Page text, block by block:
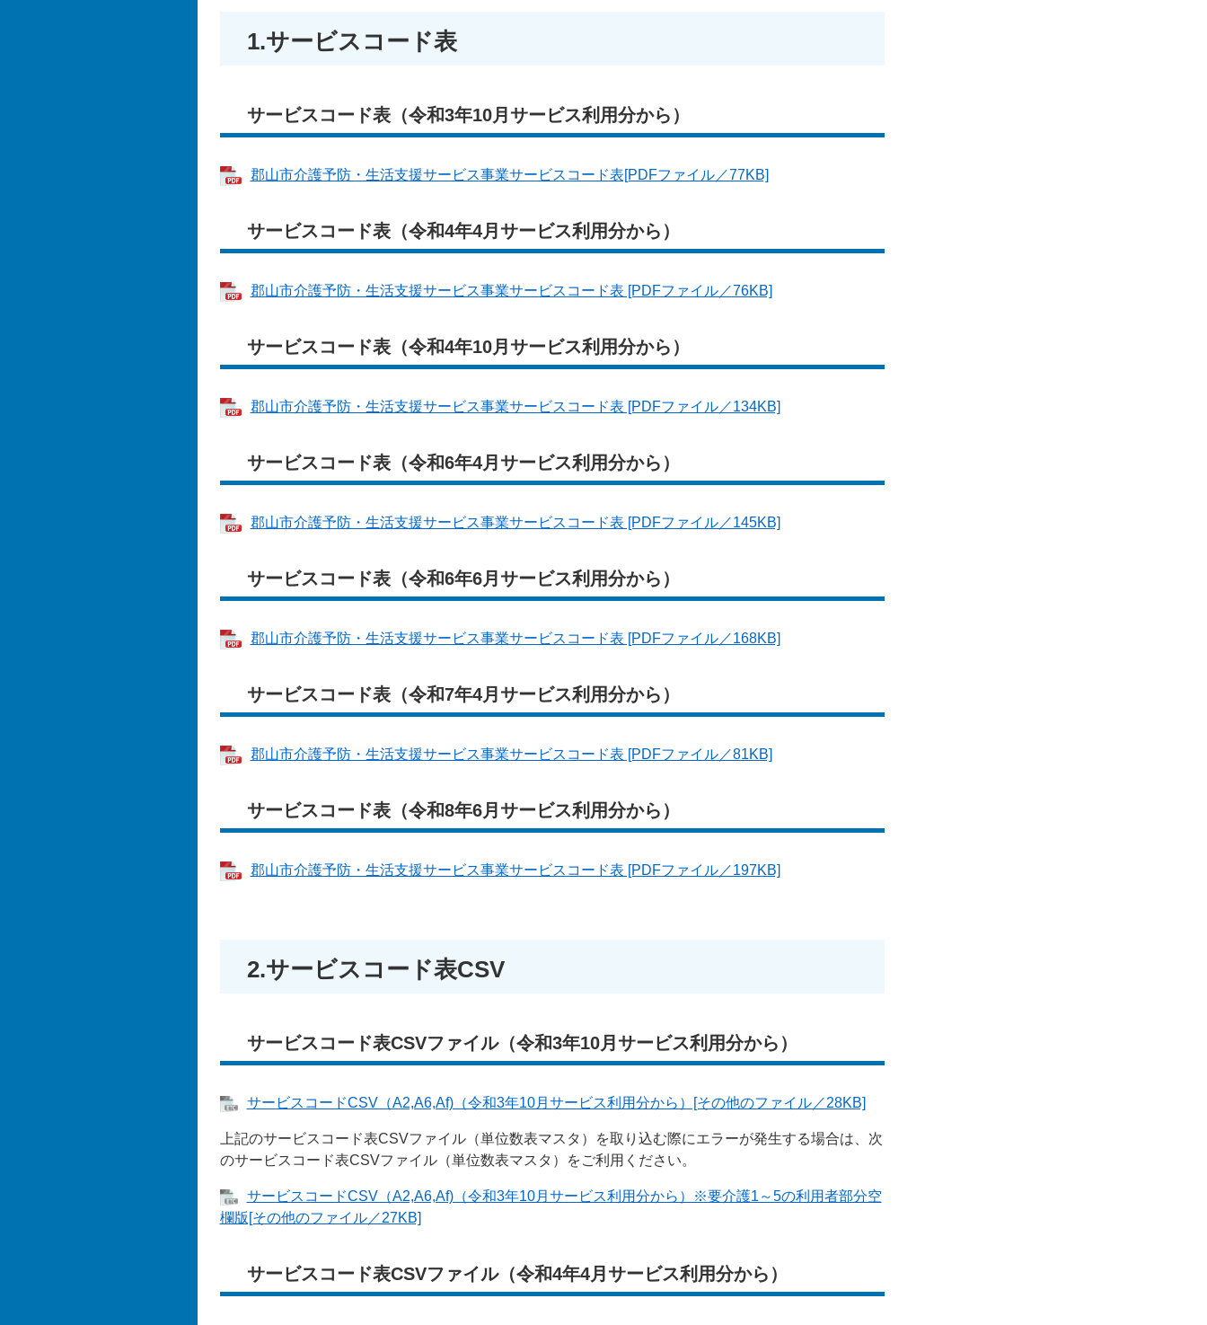
1.サービスコード表
サービスコード表（令和3年10月サービス利用分から）
郡山市介護予防・生活支援サービス事業サービスコード表[PDFファイル／77KB]
サービスコード表（令和4年4月サービス利用分から）
郡山市介護予防・生活支援サービス事業サービスコード表 [PDFファイル／76KB]
サービスコード表（令和4年10月サービス利用分から）
郡山市介護予防・生活支援サービス事業サービスコード表 [PDFファイル／134KB]
サービスコード表（令和6年4月サービス利用分から）
郡山市介護予防・生活支援サービス事業サービスコード表 [PDFファイル／145KB]
サービスコード表（令和6年6月サービス利用分から）
郡山市介護予防・生活支援サービス事業サービスコード表 [PDFファイル／168KB]
サービスコード表（令和7年4月サービス利用分から）
郡山市介護予防・生活支援サービス事業サービスコード表 [PDFファイル／81KB]
サービスコード表（令和8年6月サービス利用分から）
郡山市介護予防・生活支援サービス事業サービスコード表 [PDFファイル／197KB]
2.サービスコード表CSV
サービスコード表CSVファイル（令和3年10月サービス利用分から）
サービスコードCSV（A2,A6,Af)（令和3年10月サービス利用分から）[その他のファイル／28KB]
上記のサービスコード表CSVファイル（単位数表マスタ）を取り込む際にエラーが発生する場合は、次
のサービスコード表CSVファイル（単位数表マスタ）をご利用ください。
サービスコードCSV（A2,A6,Af)（令和3年10月サービス利用分から）※要介護1～5の利用者部分空
欄版[その他のファイル／27KB]
サービスコード表CSVファイル（令和4年4月サービス利用分から）